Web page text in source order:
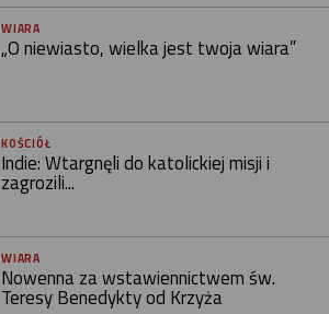
WIARA
„O niewiasto, wielka jest twoja wiara”
KOŚCIÓŁ
Indie: Wtargnęli do katolickiej misji i
zagrozili...
WIARA
Nowenna za wstawiennictwem św.
Teresy Benedykty od Krzyża